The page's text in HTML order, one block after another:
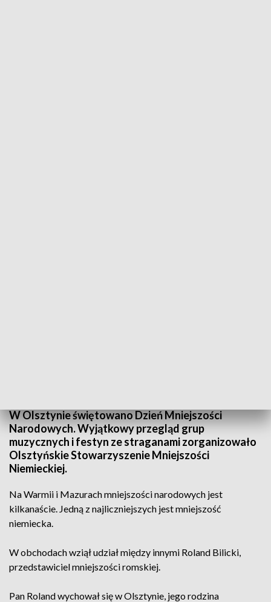
W Olsztynie świętowano Dzień Mniejszości
Narodowych. Wyjątkowy przegląd grup
muzycznych i festyn ze straganami zorganizowało
Olsztyńskie Stowarzyszenie Mniejszości
Niemieckiej.
Na Warmii i Mazurach mniejszości narodowych jest
kilkanaście. Jedną z najliczniejszych jest mniejszość
niemiecka.
W obchodach wziął udział między innymi Roland Bilicki,
przedstawiciel mniejszości romskiej.
Pan Roland wychował się w Olsztynie, jego rodzina